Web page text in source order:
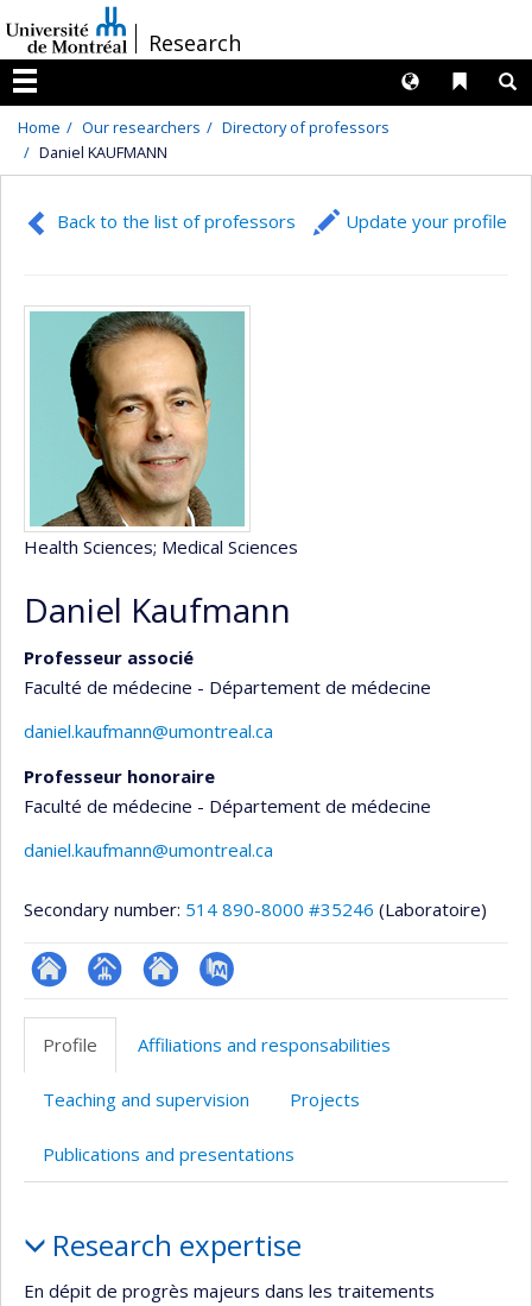
au
contenu
/Research
Menu
Liens
Langues
Home Our researchers
Directory of professors
Daniel KAUFMANN
Back to the list of professors Update your profile
Health Sciences; Medical Sciences
Daniel Kaufmann
Professeur associé
Faculté de médecine - Département de médecine
daniel.kaufmann@umontreal.ca
Professeur honoraire
Faculté de médecine - Département de médecine
daniel.kaufmann@umontreal.ca
Secondary number: 514 890-8000 #35246 (Laboratoire)
ResearchGate
Page
professionnelle
(faculté,département,école)
Site
web
l’unité
recherche
PubMed
Profile
Affiliations and responsabilities
Teaching and supervision Projects
Publications and presentations
Research expertise
En dépit de progrès majeurs dans les traitements